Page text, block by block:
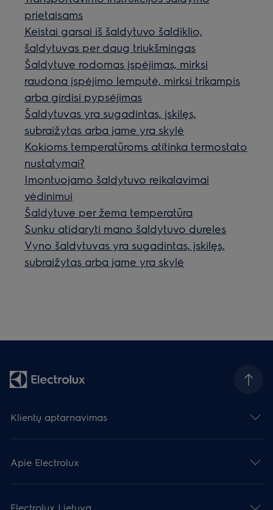
prietaisams
Keistai garsai iš šaldytuvo šaldiklio,
šaldytuvas per daug triukšmingas
Šaldytuve rodomas įspėjimas, mirksi
raudona įspėjimo lemputė, mirksi trikampis
arba girdisi pypsėjimas
Šaldytuvas yra sugadintas, įskilęs,
subraižytas arba jame yra skylė
Kokioms temperatūroms atitinka termostato
nustatymai?
Imontuojamo šaldytuvo reikalavimai
vėdinimui
Šaldytuve per žema temperatūra
Sunku atidaryti mano šaldytuvo dureles
Vyno šaldytuvas yra sugadintas, įskilęs,
subraižytas arba jame yra skylė
Klientų aptarnavimas
Apie Electrolux
Electrolux Lietuva